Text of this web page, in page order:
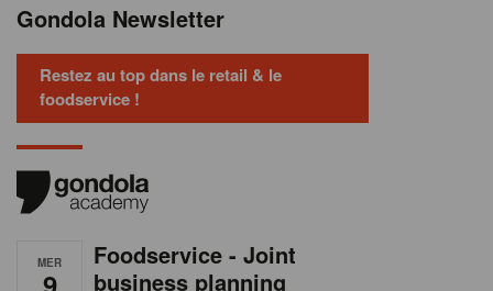
Gondola Newsletter
Restez au top dans le retail & le
foodservice !
MER
Foodservice - Joint
business planning